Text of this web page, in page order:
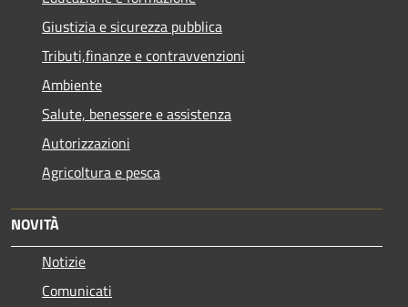
Giustizia e sicurezza pubblica
Tributi,finanze e contravvenzioni
Ambiente
Salute, benessere e assistenza
Autorizzazioni
Agricoltura e pesca
NOVITÀ
Notizie
Comunicati